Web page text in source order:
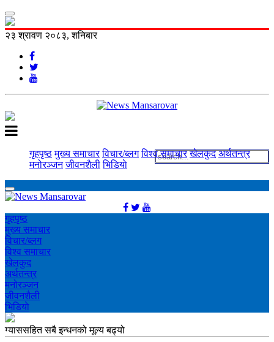
२३ श्रावण २०८३, शनिबार
गृहपृष्ठ मुख्य समाचार विचार/ब्लग विश्व समाचार खेलकुद अर्थतन्त्र
मनोरञ्‍जन जीवनशैली भिडियाे
गृहपृष्ठ
मुख्य समाचार
विचार/ब्लग
विश्व समाचार
खेलकुद
अर्थतन्त्र
मनोरञ्‍जन
जीवनशैली
भिडियाे
ग्याससहित सबै इन्धनको मूल्य बढ्यो